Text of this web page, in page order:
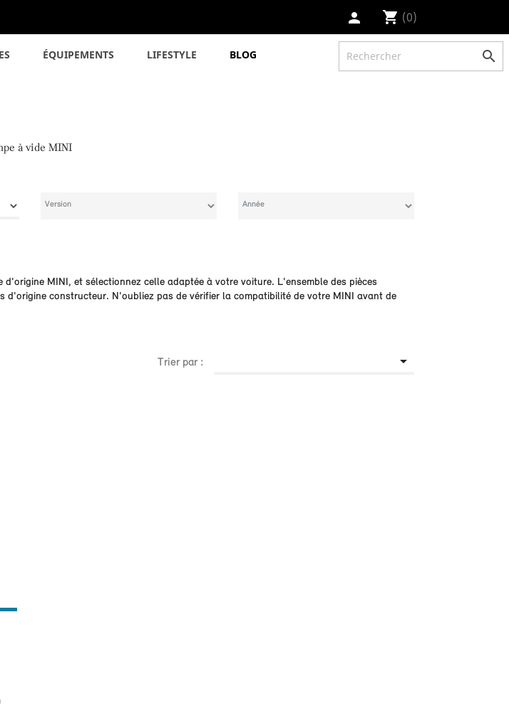
person shopping_cart (0)
ÉQUIPEMENTS LIFESTYLE BLOG 
à vide MINI
d'origine MINI, et sélectionnez celle adaptée à votre voiture. L'ensemble des pièces
d'origine constructeur. N'oubliez pas de vérifier la compatibilité de votre MINI avant de
Trier par : 